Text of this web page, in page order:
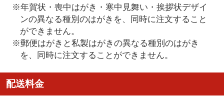
※年賀状・喪中はがき・寒中見舞い・挨拶状デザイ
ンの異なる種別のはがきを、同時に注文すること
ができません。
※郵便はがきと私製はがきの異なる種別のはがき
を、同時に注文することができません。
配送料金